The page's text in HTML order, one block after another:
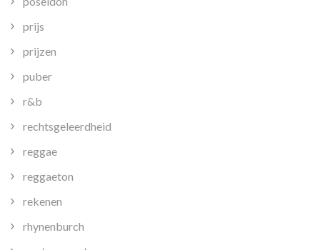
prijs
prijzen
puber
r&b
rechtsgeleerdheid
reggae
reggaeton
rekenen
rhynenburch